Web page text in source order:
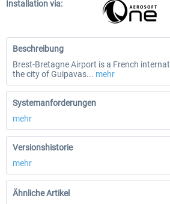
Installation via:
Beschreibung
Brest-Bretagne Airport is a French
the city of Guipavas... mehr
Systemanforderungen
mehr
Versionshistorie
mehr
Ähnliche Artikel